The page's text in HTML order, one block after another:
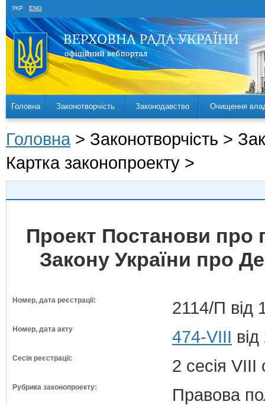
УКР ENG
Головна Законотворчість Законодавство Очищення
Головна > Законотворчість >
Картка законопроекту >
Проект Постанови про
Закону України про
Номер, дата реєстрації: 2114/П від
Номер, дата акту 474-VIII
Сесія реєстрації: 2 сесія VIII
Рубрика законопроекту: Правова